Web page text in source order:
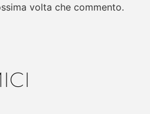
volta che commento.